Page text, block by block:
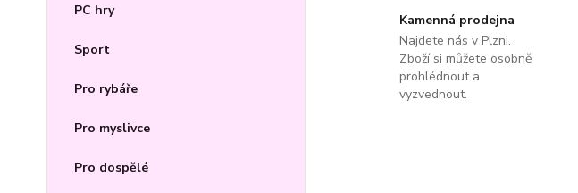
PC hry
Sport
Pro rybáře
Pro myslivce
Pro dospělé
Kamenná prodejna
Najdete nás v Plzni.
Zboží si můžete osobně
prohlédnout a
vyzvednout.